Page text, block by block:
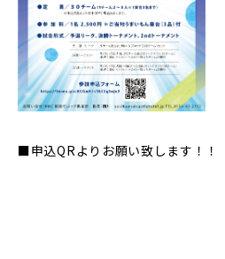
■申込QRよりお願い致します！！